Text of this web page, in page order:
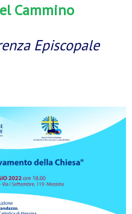
Cammino
Episcopale